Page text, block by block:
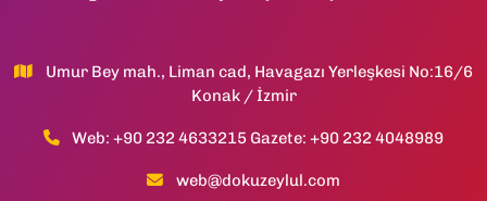
Umur Bey mah., Liman cad, Havagazı Yerleşkesi No:16/6
Konak / İzmir
Web: +90 232 4633215 Gazete: +90 232 4048989
web@dokuzeylul.com